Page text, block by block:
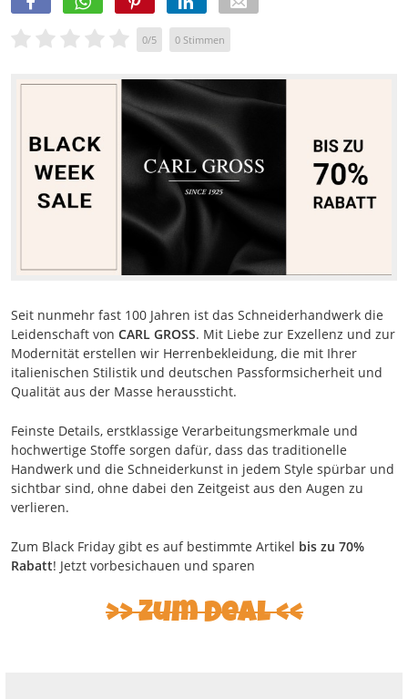
0/5 0 Stimmen
Seit nunmehr fast 100 Jahren ist das Schneiderhandwerk die
Leidenschaft von CARL GROSS. Mit Liebe zur Exzellenz und zur
Modernität erstellen wir Herrenbekleidung, die mit Ihrer
italienischen Stilistik und deutschen Passformsicherheit und
Qualität aus der Masse heraussticht.
Feinste Details, erstklassige Verarbeitungsmerkmale und
hochwertige Stoffe sorgen dafür, dass das traditionelle
Handwerk und die Schneiderkunst in jedem Style spürbar und
sichtbar sind, ohne dabei den Zeitgeist aus den Augen zu
verlieren.
Zum Black Friday gibt es auf bestimmte Artikel bis zu 70%
Rabatt! Jetzt vorbesichauen und sparen
Zum Deal